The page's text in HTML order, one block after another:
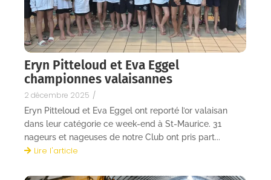
Eryn Pitteloud et Eva Eggel
championnes valaisannes
2 décembre 2025 /
Eryn Pitteloud et Eva Eggel ont reporté l’or valaisan
dans leur catégorie ce week-end à St-Maurice. 31
nageurs et nageuses de notre Club ont pris part...
Lire l'article